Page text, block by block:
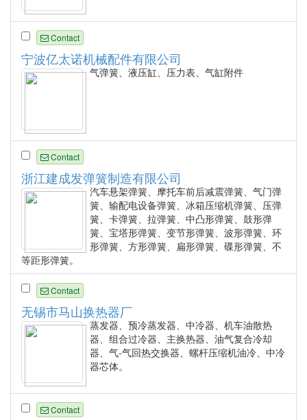
Contact
宁波亿太诺机械配件有限公司
气弹簧、液压缸、压力表、气缸附件
Contact
浙江建成发弹簧制造有限公司
汽车悬架弹簧、摩托车前后减震弹簧、气门弹
簧、输配电设备弹簧、冰箱压缩机弹簧、压弹
簧、卡弹簧、拉弹簧、中凸形弹簧、鼓形弹
簧、宝塔形弹簧、变节形弹簧、波形弹簧、环
形弹簧、方形弹簧、扁形弹簧、碟形弹簧、不
等距形弹簧。
Contact
无锡市马山换热器厂
蒸发器、预冷蒸发器、中冷器、机车油散热
器、组合过冷器、主换热器、油气复合冷却
器、气-气回热交换器、螺杆压缩机油冷、中冷
器芯体。
Contact